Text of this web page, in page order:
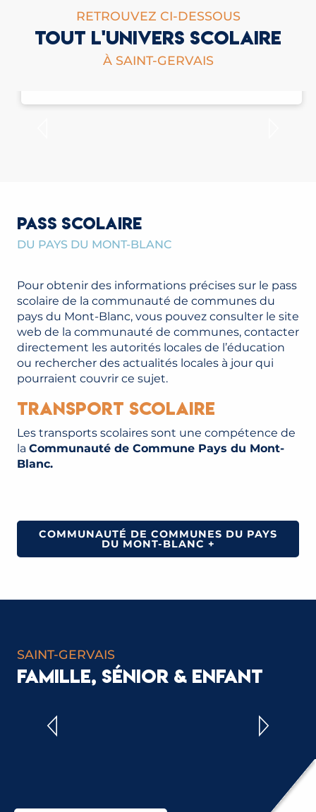
RETROUVEZ CI-DESSOUS
TOUT L'UNIVERS SCOLAIRE
À SAINT-GERVAIS
PASS SCOLAIRE
DU PAYS DU MONT-BLANC
Pour obtenir des informations précises sur le pass
scolaire de la communauté de communes du
pays du Mont-Blanc, vous pouvez consulter le site
web de la communauté de communes, contacter
directement les autorités locales de l’éducation
ou rechercher des actualités locales à jour qui
pourraient couvrir ce sujet.
Transport scolaire
Les transports scolaires sont une compétence de
la Communauté de Commune Pays du Mont-
Blanc.
COMMUNAUTÉ DE COMMUNES DU PAYS
DU MONT-BLANC +
SAINT-GERVAIS
FAMILLE, SÉNIOR & ENFANT